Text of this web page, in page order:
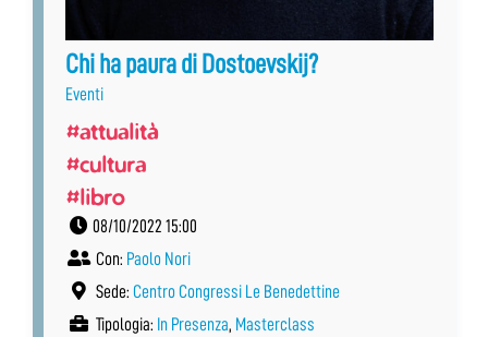
Chi ha paura di Dostoevskij?
Eventi
#attualità
#cultura
#libro
08/10/2022 15:00
Con: Paolo Nori
Sede: Centro Congressi Le Benedettine
Tipologia: In Presenza, Masterclass